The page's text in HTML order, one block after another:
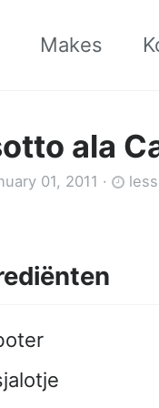
Makes
ala
01, 2011 ·